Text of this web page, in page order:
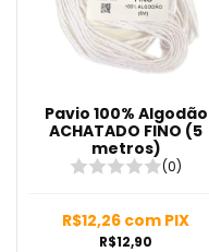
Pavio 100% Algodão
ACHATADO FINO (5
metros)
(0)
R$12,90
R$12,26 com PIX